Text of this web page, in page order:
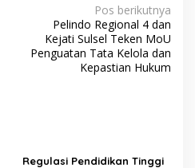
Pos berikutnya
Pelindo Regional 4 dan
Kejati Sulsel Teken MoU
Penguatan Tata Kelola dan
Kepastian Hukum
Regulasi Pendidikan Tinggi